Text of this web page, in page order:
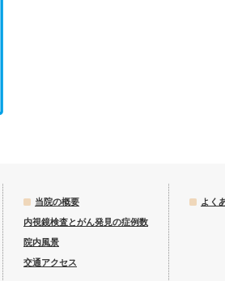
当院の概要
内視鏡検査とがん発見の症例数
院内風景
交通アクセス
よく